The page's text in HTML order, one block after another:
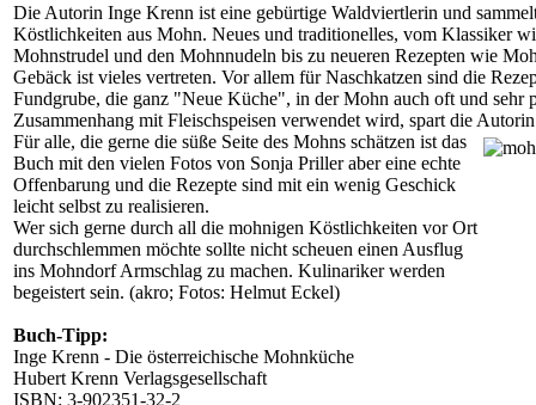
Die Autorin Inge Krenn ist eine gebürtige Waldviertlerin und
Köstlichkeiten aus Mohn. Neues und traditionelles, vom Klassiker
Mohnstrudel und den Mohnnudeln bis zu neueren Rezepten wie
Gebäck ist vieles vertreten. Vor allem für Naschkatzen sind die
Fundgrube, die ganz "Neue Küche", in der Mohn auch oft und sehr
Zusammenhang mit Fleischspeisen verwendet wird, spart die
Für alle, die gerne die süße Seite des Mohns schätzen ist das
Buch mit den vielen Fotos von Sonja Priller aber eine echte
Offenbarung und die Rezepte sind mit ein wenig Geschick
leicht selbst zu realisieren.
Wer sich gerne durch all die mohnigen Köstlichkeiten vor Ort
durchschlemmen möchte sollte nicht scheuen einen Ausflug
ins Mohndorf Armschlag zu machen. Kulinariker werden
begeistert sein. (akro; Fotos: Helmut Eckel)
Buch-Tipp:
Inge Krenn - Die österreichische Mohnküche
Hubert Krenn Verlagsgesellschaft
ISBN: 3-902351-32-2